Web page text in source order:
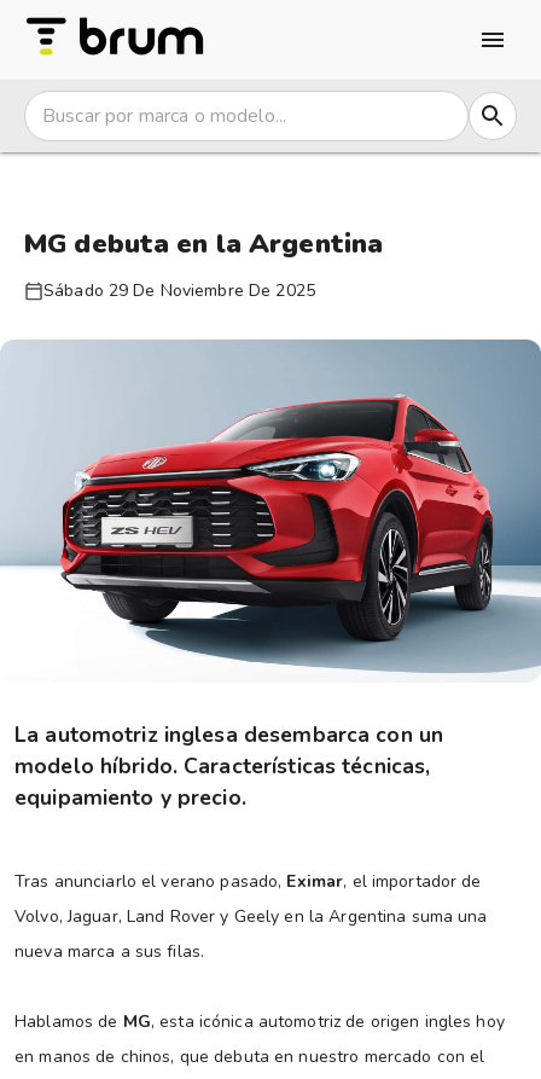
MG debuta en la Argentina
Sábado 29 De Noviembre De 2025
La automotriz inglesa desembarca con un
modelo híbrido. Características técnicas,
equipamiento y precio.
Tras anunciarlo el verano pasado, Eximar, el importador de
Volvo, Jaguar, Land Rover y Geely en la Argentina suma una
nueva marca a sus filas.
Hablamos de MG, esta icónica automotriz de origen ingles hoy
en manos de chinos, que debuta en nuestro mercado con el